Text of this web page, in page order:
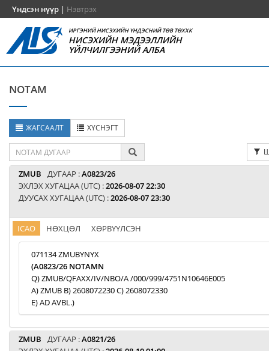
Үндсэн нүүр | Нэвтрэх
ИРГЭНИЙ НИСЭХИЙН ҮНДЭСНИЙ ТӨВ ТӨХХК
НИСЭХИЙН МЭДЭЭЛЛИЙН
ҮЙЛЧИЛГЭЭНИЙ АЛБА
NOTAM
ЖАГСААЛТ ХҮСНЭГТ
ZMUB ДУГААР :A0823/26
ЭХЛЭХ ХУГАЦАА (UTC) :2026-08-07 22:30
ДУУСАХ ХУГАЦАА (UTC) :2026-08-07 23:30
ICAO НӨХЦӨЛ ХӨРВҮҮЛСЭН
071134 ZMUBYNYX
(A0823/26 NOTAMN
Q) ZMUB/QFAXX/IV/NBO/A /000/999/4751N10646E005
A) ZMUB B) 2608072230 C) 2608072330
E) AD AVBL.)
ZMUB ДУГААР :A0821/26